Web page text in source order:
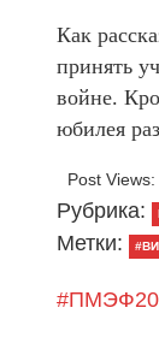
Как
принять
войне.
юбилея
Post Views:
Рубрика:
Метки: